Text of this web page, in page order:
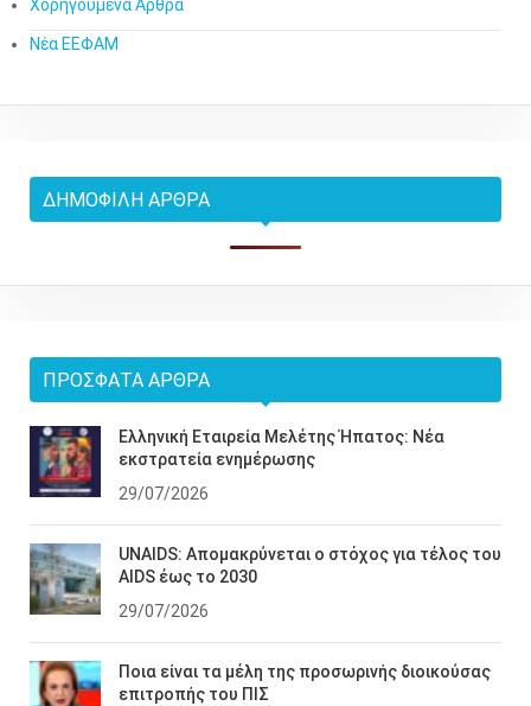
Χορηγούμενα Άρθρα
Νέα ΕΕΦΑΜ
ΔΗΜΟΦΙΛΉ ΆΡΘΡΑ
ΠΡΌΣΦΑΤΑ ΆΡΘΡΑ
Ελληνική Εταιρεία Μελέτης Ήπατος: Νέα
εκστρατεία ενημέρωσης
29/07/2026
UNAIDS: Απομακρύνεται ο στόχος για τέλος του
AIDS έως το 2030
29/07/2026
Ποια είναι τα μέλη της προσωρινής διοικούσας
επιτροπής του ΠΙΣ